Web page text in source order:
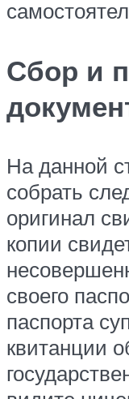
Сбор и
На данной
собрать
оригинал
копии
своего
паспорта
квитанции